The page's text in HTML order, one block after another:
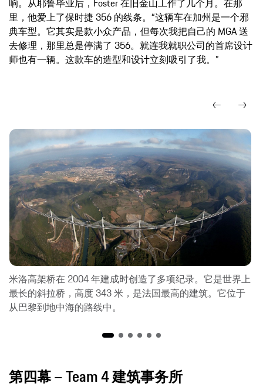
响。从耶鲁毕业后，Foster 在旧金山工作了几个月。在那
里，他爱上了保时捷 356 的线条。“这辆车在加州是一个邪
典车型。它其实是款小众产品，但每次我把自己的 MGA 送
去修理，那里总是停满了 356。就连我就职公司的首席设计
师也有一辆。这款车的造型和设计立刻吸引了我。”
米洛高架桥在 2004 年建成时创造了多项纪录。它是世界上
最长的斜拉桥，高度 343 米，是法国最高的建筑。它位于
从巴黎到地中海的路线中。
第四幕 – Team 4 建筑事务所